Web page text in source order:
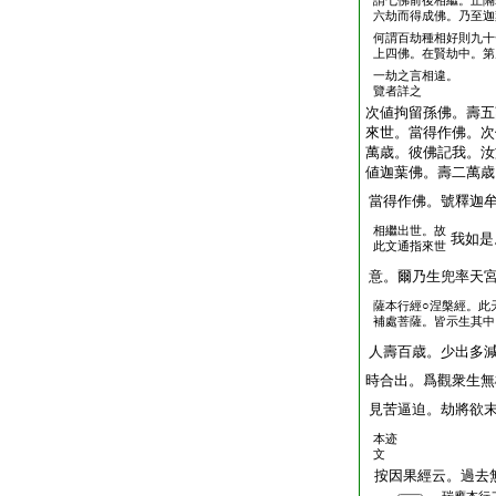
六劫而得成佛。乃至
何謂百劫種相好則九
上四佛。在賢劫中。
一劫之言相違。
覽者詳之
次値拘留孫佛。壽
來世。當得作佛。
萬歳。彼佛記我。
値迦葉佛。壽二萬
當得作佛。號釋迦
相繼出世。故
此文通指來世 我如
意。爾乃生兜率天
薩本行經○涅槃經。此
補處菩薩。皆示生其
人壽百歳。少出多
時合出。爲觀衆生
見苦逼迫。劫將欲
本迹
文
按因果經云。過去